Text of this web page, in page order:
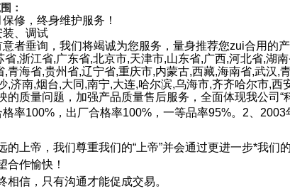
：
修，终身维护服务！
装、调试
意者垂询，我们将竭诚为您服务，量身推荐您zui合用的产
省,浙江省,广东省,北京市,天津市,山东省,广西,河北省,湖
,青海省,贵州省,辽宁省,重庆市,内蒙古,西藏,海南省,武汉,
,济南,烟台,大同,南宁,大连,哈尔滨,乌海市,齐齐哈尔市,西
的质量问题，加强产品质量售后服务，全面体现我公司 “
格率100% ，出厂合格率100% ，一等品率95%。 2 2003
的上帝，我们尊重我们的“ 上帝”并会通过更进一步*我们
合作愉快！
相信，只有沟通才能促成交易。